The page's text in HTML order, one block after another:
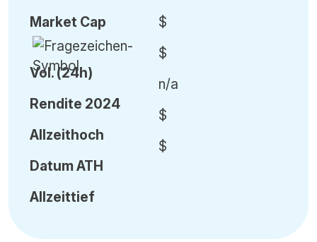
Market Cap
Vol.(24h)
Rendite 2024
Allzeithoch
DatumATH
Allzeittief
$
$
n/a
$
$